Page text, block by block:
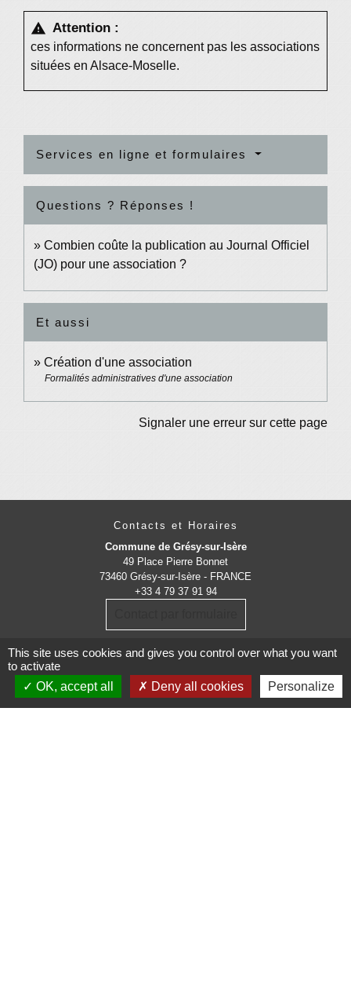
warning Attention :
ces informations ne concernent pas les associations
situées en Alsace-Moselle.
Services en ligne et formulaires
Questions ? Réponses !
Combien coûte la publication au Journal Officiel
(JO) pour une association ?
Et aussi
Création d'une association
Formalités administratives d'une association
Signaler une erreur sur cette page
Contacts et Horaires
Commune de Grésy-sur-Isère
49 Place Pierre Bonnet
73460 Grésy-sur-Isère - FRANCE
+33 4 79 37 91 94
This site uses cookies and gives you control over what you want
to activate
OK, accept all
Deny all cookies Personalize